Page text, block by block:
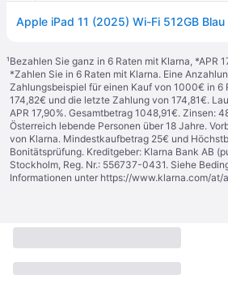
¹Bezahlen Sie ganz in 6 Raten mit Klarna, *APR
*Zahlen Sie in 6 Raten mit Klarna. Eine
Zahlungsbeispiel für einen Kauf von 1000€ in 6
174,82€ und die letzte Zahlung von 174,81€.
APR 17,90%. Gesamtbetrag 1048,91€. Zinsen:
Österreich lebende Personen über 18 Jahre.
von Klarna. Mindestkaufbetrag 25€ und
Bonitätsprüfung. Kreditgeber: Klarna Bank AB
Stockholm, Reg. Nr.: 556737-0431. Siehe
Informationen unter https://www.klarna.com/at/